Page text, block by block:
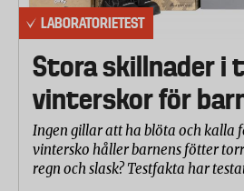
LABORATORIETEST
Stora skillnader i
vinterskor för
Ingen gillar att ha blöta och kalla
vintersko håller barnens fötter
regn och slask? Testfakta har